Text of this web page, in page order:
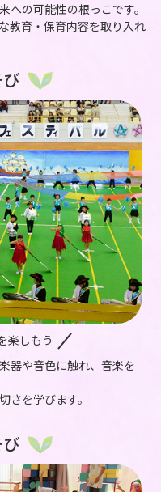
の可能性の根っこです。
教育・保育内容を取り入れ
楽しもう
器や音色に触れ、音楽を
さを学びます。